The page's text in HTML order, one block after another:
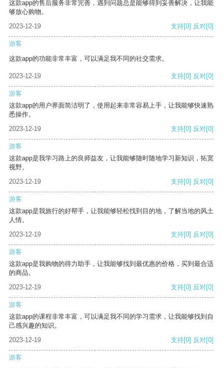
这款app的售后服务非常完善，遇到问题总是能够得到妥善解决，让我能
够放心购物。
2023-12-19
支持[0] 反对[0]
游客
这款app的功能非常丰富，可以满足我不同的社交需求。
2023-12-19 支持[0] 反对[0]
游客
这款app的用户界面简洁明了，使用起来非常容易上手，让我能够快速熟
悉操作。
2023-12-19
支持[0] 反对[0]
游客
这款app是我学习路上的良师益友，让我能够随时随地学习新知识，拓宽
视野。
2023-12-19
支持[0] 反对[0]
游客
这款app是我旅行的好帮手，让我能够轻松找到目的地，了解当地的风土
人情。
2023-12-19
支持[0] 反对[0]
游客
这款app是我购物的得力助手，让我能够找到最优惠的价格，买到最合适
的商品。
2023-12-19
支持[0] 反对[0]
游客
这款app的课程非常丰富，可以满足我不同的学习需求，让我能够找到自
己感兴趣的知识。
2023-12-19
支持[0] 反对[0]
游客